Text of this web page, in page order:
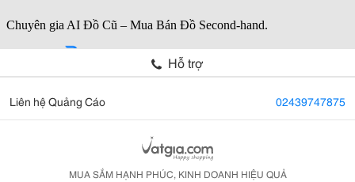
Hỗ trợ
Liên hệ Quảng Cáo 02439747875
MUA SẮM HẠNH PHÚC, KINH DOANH HIỆU QUẢ